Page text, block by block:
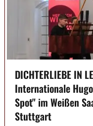
DICHTERLIEBE IN
Internationale
Spot" im Weißen
Stuttgart